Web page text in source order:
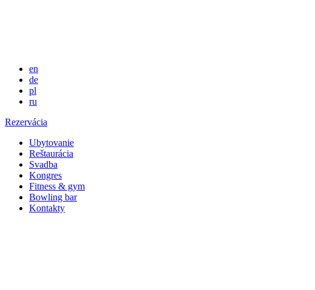
en
de
pl
ru
Rezervácia
Ubytovanie
Reštaurácia
Svadba
Kongres
Fitness & gym
Bowling bar
Kontakty